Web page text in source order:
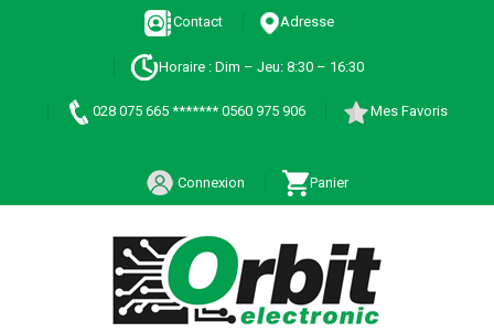
Contact Adresse
Horaire : Dim – Jeu: 8:30 – 16:30
028 075 665 ******* 0560 975 906 Mes Favoris
Connexion Panier